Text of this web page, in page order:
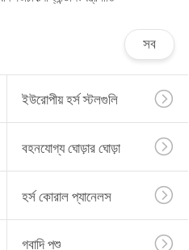
সব
ইউরোপীয় হর্স স্টলগুলি
বহনযোগ্য ঘোড়ার ঘোড়া
হর্স কোরাল প্যানেলস
গবাদি পশু